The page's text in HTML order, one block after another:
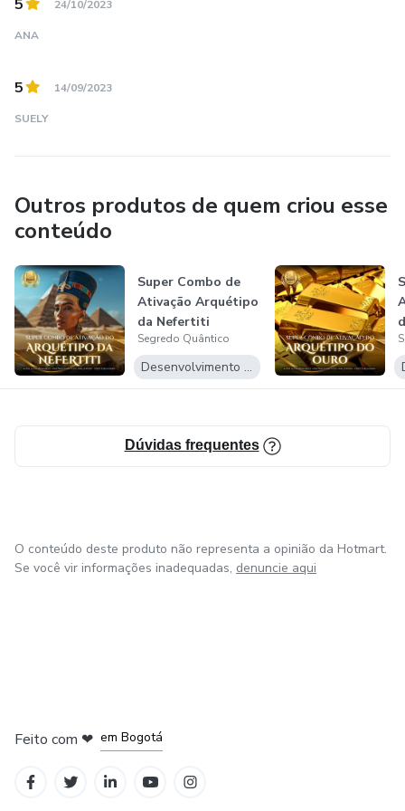
prosperidade, sorte, felicidade, abundância, realização e
elevado amor-próprio.
5 24/10/2023
ANA
5 14/09/2023
SUELY
Outros produtos de quem criou esse
conteúdo
Super Combo de
Ativação Arquétipo
da Nefertiti
Segredo Quântico
Desenvolvimento Pessoal
Dúvidas frequentes
O conteúdo deste produto não representa a opinião da Hotmart.
Se você vir informações inadequadas, denuncie aqui
Feito com ❤ em Bogotá